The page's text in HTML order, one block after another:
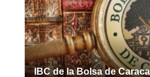
IBC de la Bolsa de